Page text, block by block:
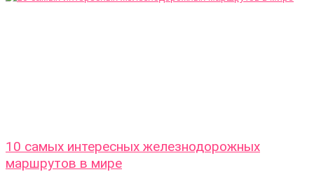
10 самых интересных железнодорожных
маршрутов в мире